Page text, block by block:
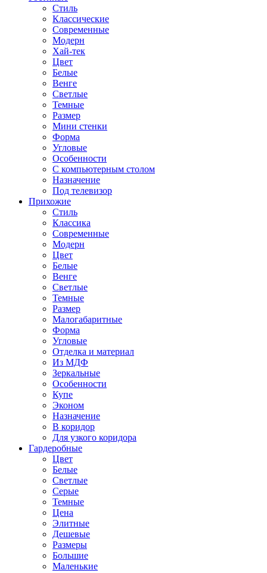
Стиль
Классические
Современные
Модерн
Хай-тек
Цвет
Белые
Венге
Светлые
Темные
Размер
Мини стенки
Форма
Угловые
Особенности
С компьютерным столом
Назначение
Под телевизор
Прихожие
Стиль
Классика
Современные
Модерн
Цвет
Белые
Венге
Светлые
Темные
Размер
Малогабаритные
Форма
Угловые
Отделка и материал
Из МДФ
Зеркальные
Особенности
Купе
Эконом
Назначение
В коридор
Для узкого коридора
Гардеробные
Цвет
Белые
Светлые
Серые
Темные
Цена
Элитные
Дешевые
Размеры
Большие
Маленькие